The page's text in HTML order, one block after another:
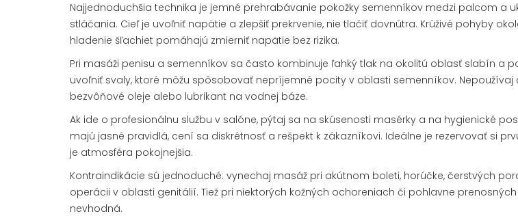
Najjednoduchšia technika je jemné prehrabávanie pokožky semenníkov medzi palcom a
stláčania. Cieľ je uvoľniť napätie a zlepšiť prekrvenie, nie tlačiť dovnútra. Krúživé pohyby
hladenie šľachiet pomáhajú zmierniť napätie bez rizika.
Pri masáži penisu a semenníkov sa často kombinuje ľahký tlak na okolitú oblasť slabín a
uvoľniť svaly, ktoré môžu spôsobovať nepríjemné pocity v oblasti semenníkov. Nepoužívaj
bezvôňové oleje alebo lubrikant na vodnej báze.
Ak ide o profesionálnu službu v salóne, pýtaj sa na skúsenosti masérky a na hygienické
majú jasné pravidlá, cení sa diskrétnosť a rešpekt k zákazníkovi. Ideálne je rezervovať si
je atmosféra pokojnejšia.
Kontraindikácie sú jednoduché: vynechaj masáž pri akútnom boleti, horúčke, čerstvých
operácii v oblasti genitálií. Tiež pri niektorých kožných ochoreniach či pohlavne
nevhodná.